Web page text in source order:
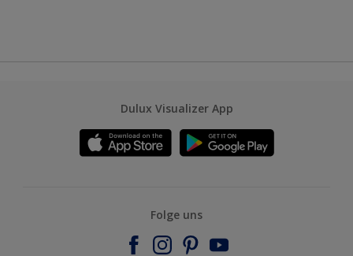
Dulux Visualizer App
Folge uns